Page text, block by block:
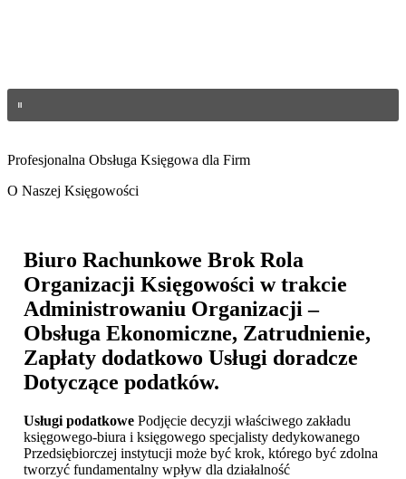
Profesjonalna Obsługa Księgowa dla Firm
O Naszej Księgowości
Biuro Rachunkowe Brok Rola
Organizacji Księgowości w trakcie
Administrowaniu Organizacji –
Obsługa Ekonomiczne, Zatrudnienie,
Zapłaty dodatkowo Usługi doradcze
Dotyczące podatków.
Usługi podatkowe Podjęcie decyzji właściwego zakładu
księgowego-biura i księgowego specjalisty dedykowanego
Przedsiębiorczej instytucji może być krok, którego być zdolna
tworzyć fundamentalny wpływ dla działalność